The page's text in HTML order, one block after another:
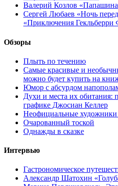
Валерий Козлов «Папашина
Сергей Любаев «Ночь
«Приключения Гекльберри
Обзоры
Плыть по течению
Самые красивые и
можно будет купить на
Юмор с абсурдом
Духи и места их обитания:
графике Джосиан Келлер
Неофициальные
Очарованный тоской
Однажды в сказке
Интервью
Гастрономическое
Александр Шатохин